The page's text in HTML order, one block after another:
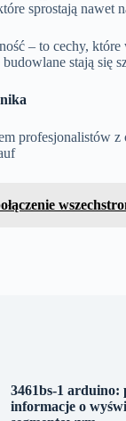
sprostają nawet
– to cechy,
stają się
profesjonalistów
3461bs-1 arduino:
informacje o